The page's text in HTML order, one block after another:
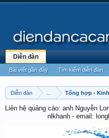
Diễn đàn Tổng hợp - Kinh
Liên hệ quảng cáo: anh Nguyễn
nlkhanh - email:
Diễn đàn
Bài viết gần đây Tìm kiếm diễn đàn